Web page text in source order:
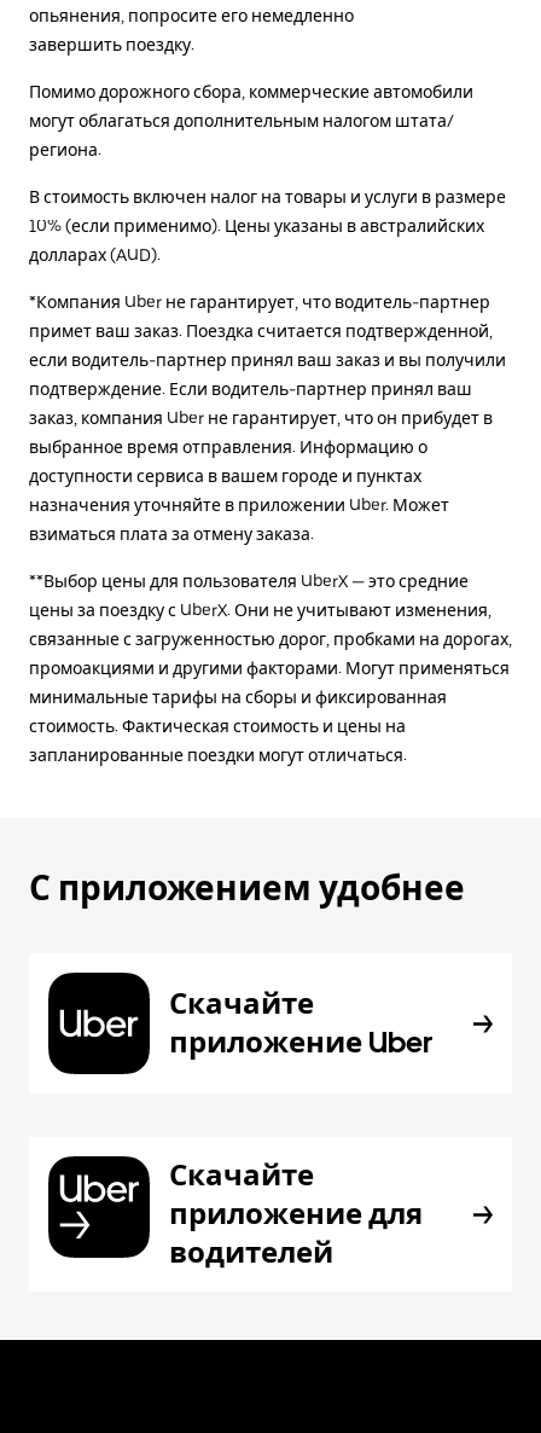
опьянения, попросите его немедленно
завершить поездку.
Помимо дорожного сбора, коммерческие автомобили
могут облагаться дополнительным налогом штата/
региона.
В стоимость включен налог на товары и услуги в размере
10% (если применимо). Цены указаны в австралийских
долларах (AUD).
*Компания Uber не гарантирует, что водитель-партнер
примет ваш заказ. Поездка считается подтвержденной,
если водитель-партнер принял ваш заказ и вы получили
подтверждение. Если водитель-партнер принял ваш
заказ, компания Uber не гарантирует, что он прибудет в
выбранное время отправления. Информацию о
доступности сервиса в вашем городе и пунктах
назначения уточняйте в приложении Uber. Может
взиматься плата за отмену заказа.
**Выбор цены для пользователя UberX — это средние
цены за поездку с UberX. Они не учитывают изменения,
связанные с загруженностью дорог, пробками на дорогах,
промоакциями и другими факторами. Могут применяться
минимальные тарифы на сборы и фиксированная
стоимость. Фактическая стоимость и цены на
запланированные поездки могут отличаться.
С приложением удобнее
Скачайте
приложение Uber
Скачайте
приложение для
водителей